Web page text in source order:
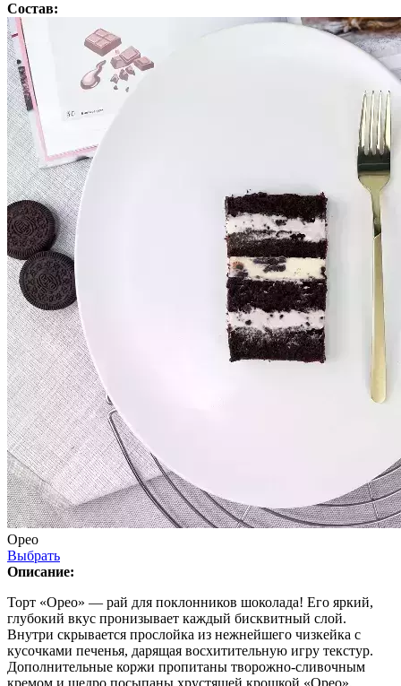
Состав:
Орео
Выбрать
Описание:
Торт «Орео» — рай для поклонников шоколада! Его яркий,
глубокий вкус пронизывает каждый бисквитный слой.
Внутри скрывается прослойка из нежнейшего чизкейка с
кусочками печенья, дарящая восхитительную игру текстур.
Дополнительные коржи пропитаны творожно-сливочным